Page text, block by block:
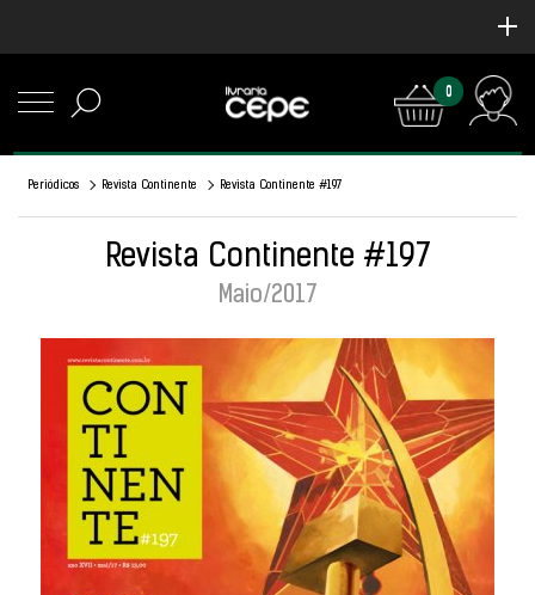
0
Periódicos Revista Continente Revista Continente #197
Revista Continente #197
Maio/2017